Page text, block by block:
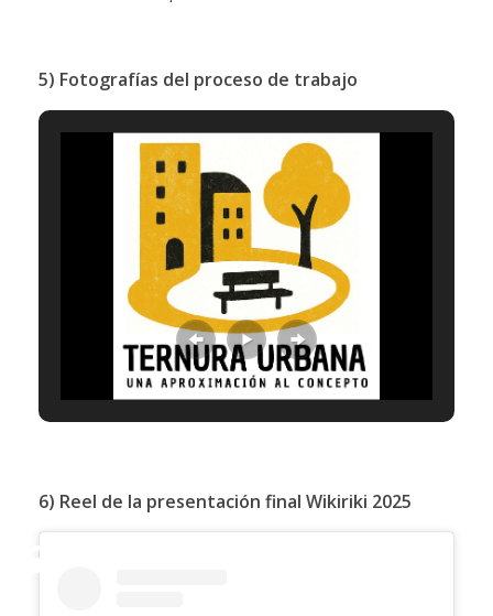
5) Fotografías del proceso de trabajo
6) Reel de la presentación final Wikiriki 2025